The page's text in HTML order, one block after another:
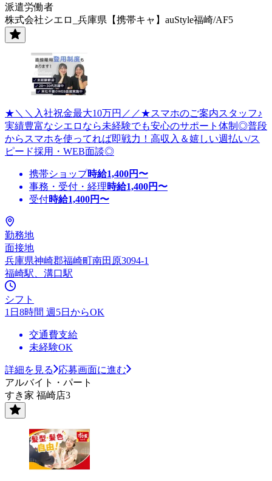
派遣労働者
株式会社シエロ_兵庫県【携帯キャ】auStyle福崎/AF5
★＼＼入社祝金最大10万円／／★スマホのご案内スタッフ♪
実績豊富なシエロなら未経験でも安心のサポート体制◎普段
からスマホを使ってれば即戦力！高収入＆嬉しい週払い/ス
ピード採用・WEB面談◎
携帯ショップ時給1,400円〜
事務・受付・経理時給1,400円〜
受付時給1,400円〜
勤務地
面接地
兵庫県神崎郡福崎町南田原3094-1
福崎駅、溝口駅
シフト
1日8時間 週5日からOK
交通費支給
未経験OK
詳細を見る
応募画面に進む
アルバイト・パート
すき家 福崎店3